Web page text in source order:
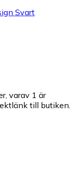
Svart
varav 1 är
till butiken.